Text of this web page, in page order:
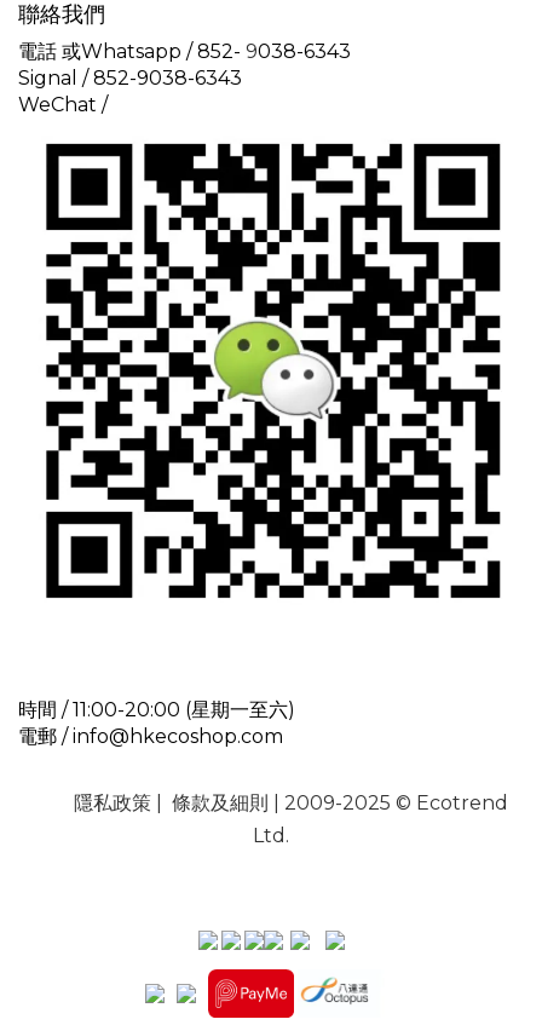
聯絡我們
電話 或Whatsapp / 852- 9038-6343
Signal /852-9038-6343
WeChat /
時間 / 11:00-20:00 (星期一至六)
電郵 / info@hkecoshop.com
隱私政策| 條款及細則 | 2009-2025 © Ecotrend
Ltd.